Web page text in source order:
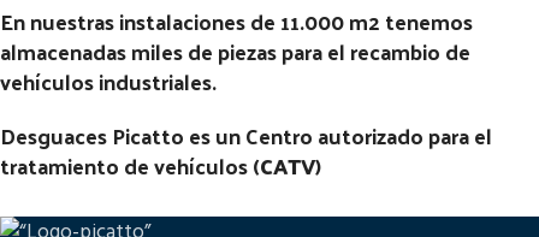
En nuestras instalaciones de 11.000 m2 tenemos
almacenadas miles de piezas para el recambio de
vehículos industriales.
Desguaces Picatto es un Centro autorizado para el
tratamiento de vehículos (CATV)